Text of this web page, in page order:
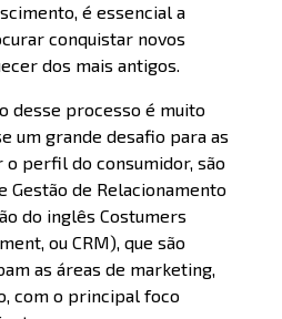
é essencial a
conquistar novos
dos mais antigos.
desse processo é muito
um grande desafio para as
o perfil do consumidor, são
Gestão de Relacionamento
do inglês Costumers
ou CRM), que são
as áreas de marketing,
com o principal foco